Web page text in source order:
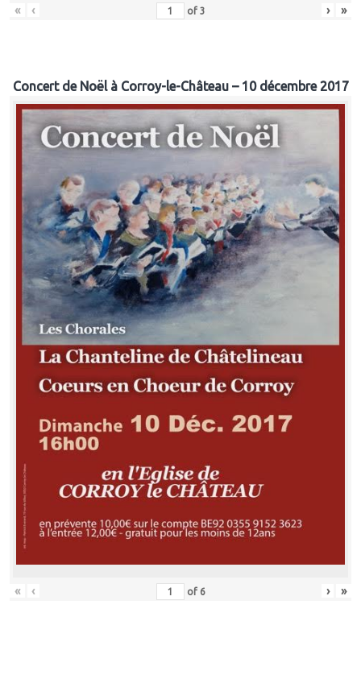
« ‹ of 3 › »
Concert de Noël à Corroy-le-Château – 10 décembre 2017
« ‹ of 6 › »